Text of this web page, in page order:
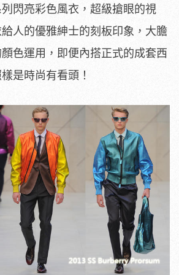
閃亮彩色風衣，超級搶眼的視
人的優雅紳士的刻板印象，大膽
色運用，即便內搭正式的成套西
是時尚有看頭！